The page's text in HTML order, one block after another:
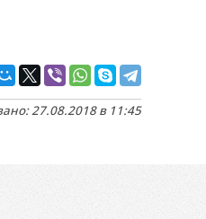
27.08.2018 в 11:45